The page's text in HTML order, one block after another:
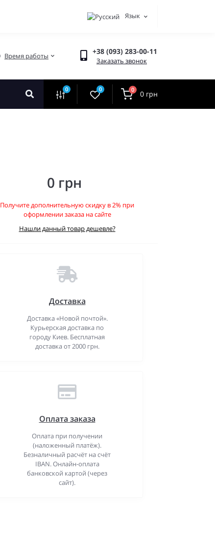
Язык
Время работы +38 (093) 283-00-11
Заказать звонок
0 0 0 0 грн
0 грн
Получите дополнительную скидку в 2% при
оформлении заказа на сайте
Нашли данный товар дешевле?
Доставка
Доставка «Новой почтой».
Курьерская доставка по
городу Киев. Бесплатная
доставка от 2000 грн.
Оплата заказа
Оплата при получении
(наложенный платёж).
Безналичный расчёт на счёт
IBAN. Онлайн-оплата
банковской картой (через
сайт).